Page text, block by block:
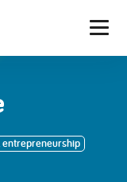
entrepreneurship